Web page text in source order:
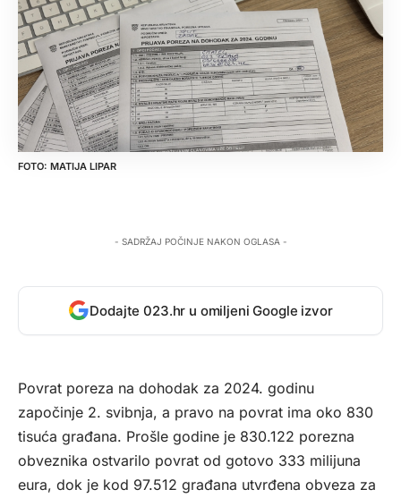
MATIJA LIPAR
- SADRŽAJ POČINJE NAKON OGLASA -
Dodajte 023.hr u omiljeni Google izvor
Povrat poreza na dohodak za 2024. godinu
započinje 2. svibnja, a pravo na povrat ima oko 830
tisuća građana. Prošle godine je 830.122 porezna
obveznika ostvarilo povrat od gotovo 333 milijuna
eura, dok je kod 97.512 građana utvrđena obveza za